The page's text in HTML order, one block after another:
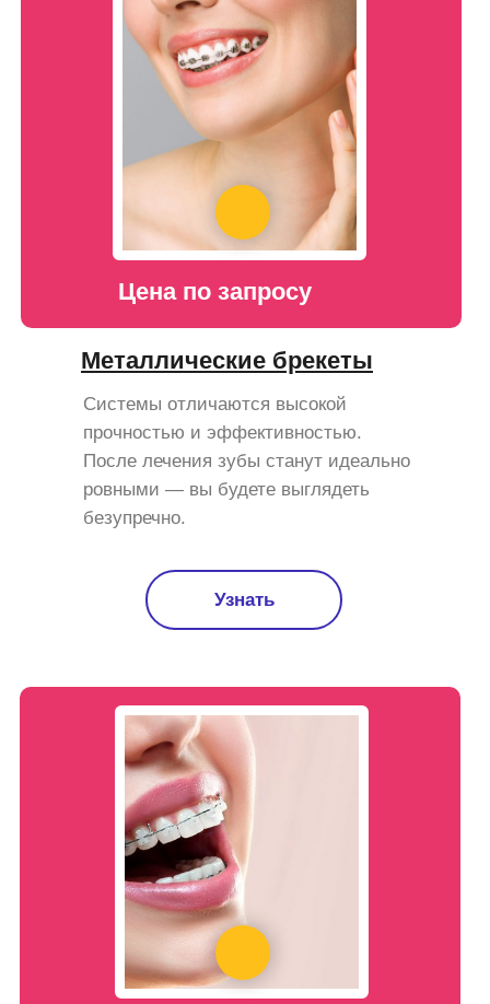
Цена по запросу
Металлические брекеты
Системы отличаются высокой
прочностью и эффективностью.
После лечения зубы станут идеально
ровными — вы будете выглядеть
безупречно.
Узнать